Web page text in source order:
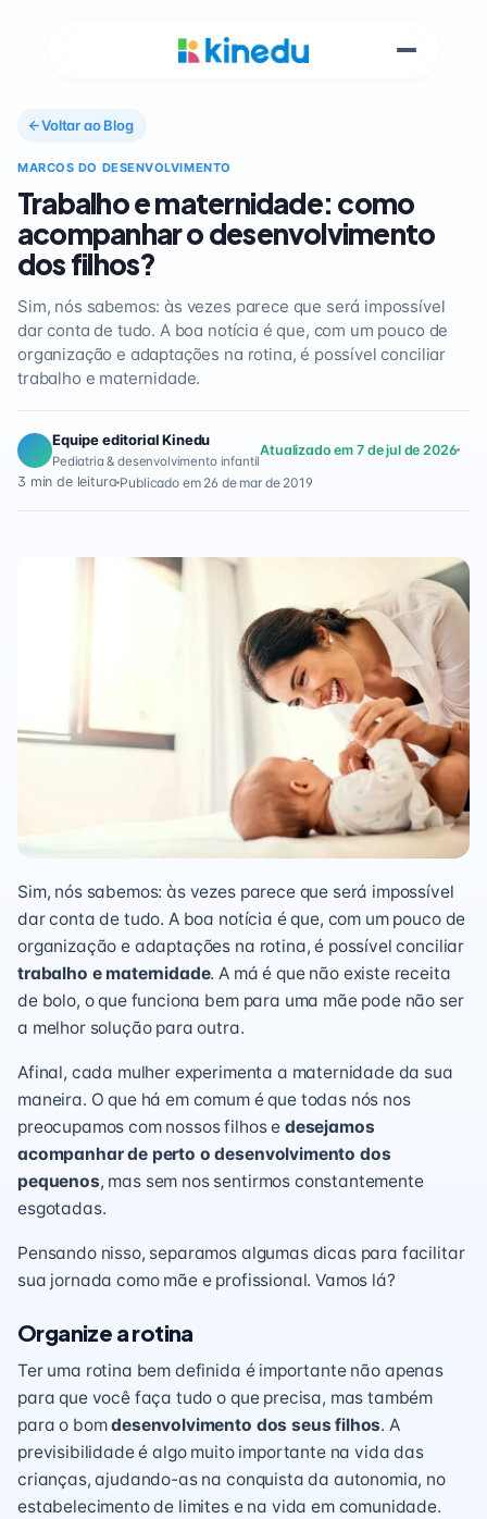
Voltar ao Blog
MARCOS DO DESENVOLVIMENTO
Trabalho e maternidade: como
acompanhar o desenvolvimento
dos filhos?
Sim, nós sabemos: às vezes parece que será impossível
dar conta de tudo. A boa notícia é que, com um pouco de
organização e adaptações na rotina, é possível conciliar
trabalho e maternidade.
Equipe editorial Kinedu
Pediatria & desenvolvimento infantil
Atualizado em 7 de jul de 2026
3 min de leitura Publicado em 26 de mar de 2019
Sim, nós sabemos: às vezes parece que será impossível
dar conta de tudo. A boa notícia é que, com um pouco de
organização e adaptações na rotina, é possível conciliar
trabalho e maternidade. A má é que não existe receita
de bolo, o que funciona bem para uma mãe pode não ser
a melhor solução para outra.
Afinal, cada mulher experimenta a maternidade da sua
maneira. O que há em comum é que todas nós nos
preocupamos com nossos filhos e desejamos
acompanhar de perto o desenvolvimento dos
pequenos, mas sem nos sentirmos constantemente
esgotadas.
Pensando nisso, separamos algumas dicas para facilitar
sua jornada como mãe e profissional. Vamos lá?
Organize a rotina
Ter uma rotina bem definida é importante não apenas
para que você faça tudo o que precisa, mas também
para o bomdesenvolvimento dos seus filhos. A
previsibilidade é algo muito importante na vida das
crianças, ajudando-as na conquista da autonomia, no
estabelecimento de limites e na vida em comunidade.